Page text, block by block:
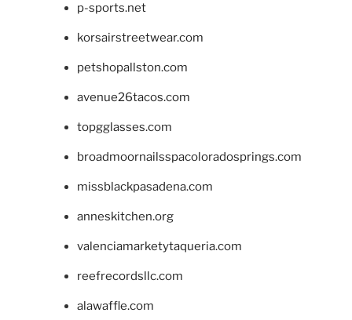
p-sports.net
korsairstreetwear.com
petshopallston.com
avenue26tacos.com
topgglasses.com
broadmoornailsspacoloradosprings.com
missblackpasadena.com
anneskitchen.org
valenciamarketytaqueria.com
reefrecordsllc.com
alawaffle.com